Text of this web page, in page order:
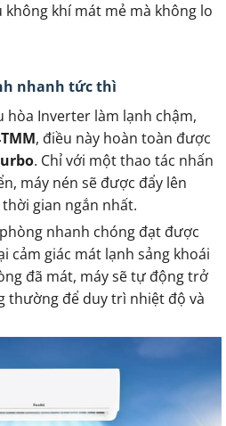
khí mát mẻ mà không lo
nhanh tức thì
hòa Inverter làm lạnh chậm,
, điều này hoàn toàn được
. Chỉ với một thao tác nhấn
máy nén sẽ được đẩy lên
gian ngắn nhất.
nhanh chóng đạt được
cảm giác mát lạnh sảng khoái
đã mát, máy sẽ tự động trở
thường để duy trì nhiệt độ và